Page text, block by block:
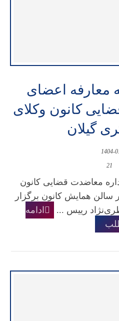
معارفه اعضای
کانون وکلای
گیلان
1404-
21
معاضدت قضایی کانون
سالن همایش کانون برگزار
رییس ...
ادامه